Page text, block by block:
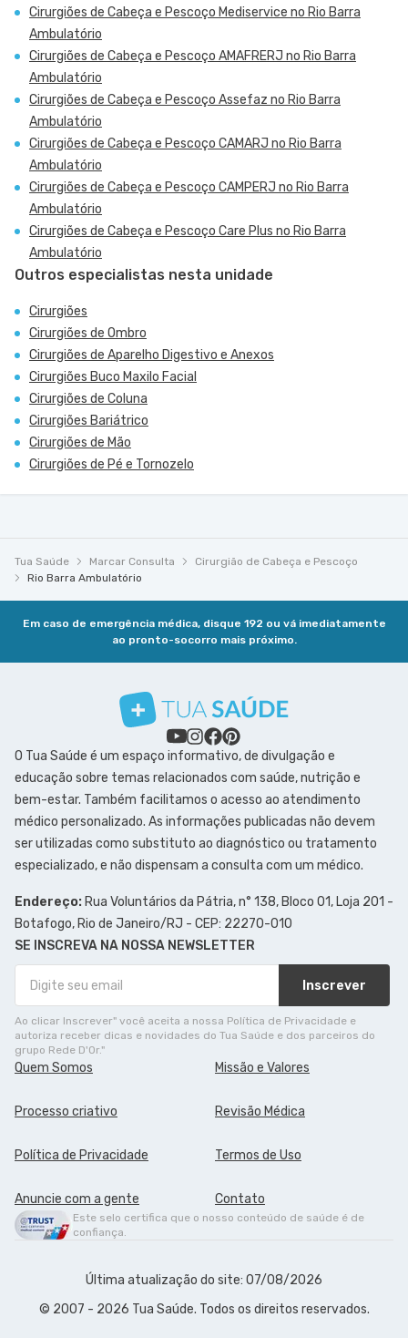
Cirurgiões de Cabeça e Pescoço Mediservice no Rio Barra
Ambulatório
Cirurgiões de Cabeça e Pescoço AMAFRERJ no Rio Barra
Ambulatório
Cirurgiões de Cabeça e Pescoço Assefaz no Rio Barra
Ambulatório
Cirurgiões de Cabeça e Pescoço CAMARJ no Rio Barra
Ambulatório
Cirurgiões de Cabeça e Pescoço CAMPERJ no Rio Barra
Ambulatório
Cirurgiões de Cabeça e Pescoço Care Plus no Rio Barra
Ambulatório
Outros especialistas nesta unidade
Cirurgiões
Cirurgiões de Ombro
Cirurgiões de Aparelho Digestivo e Anexos
Cirurgiões Buco Maxilo Facial
Cirurgiões de Coluna
Cirurgiões Bariátrico
Cirurgiões de Mão
Cirurgiões de Pé e Tornozelo
Tua Saúde Marcar Consulta
Cirurgião de Cabeça e Pescoço
Rio Barra Ambulatório
Em caso de emergência médica, disque 192 ou vá imediatamente
ao pronto-socorro mais próximo.
O Tua Saúde é um espaço informativo, de divulgação e
educação sobre temas relacionados com saúde, nutrição e
bem-estar. Também facilitamos o acesso ao atendimento
médico personalizado. As informações publicadas não devem
ser utilizadas como substituto ao diagnóstico ou tratamento
especializado, e não dispensam a consulta com um médico.
Endereço: Rua Voluntários da Pátria, n° 138, Bloco 01, Loja 201 -
Botafogo, Rio de Janeiro/RJ - CEP: 22270-010
SE INSCREVA NA NOSSA NEWSLETTER
Inscrever
Ao clicar Inscrever" você aceita a nossa Política de Privacidade e
autoriza receber dicas e novidades do Tua Saúde e dos parceiros do
grupo Rede D'Or."
Quem Somos Missão e Valores
Processo criativo Revisão Médica
Política de Privacidade Termos de Uso
Anuncie com a gente Contato
Este selo certifica que o nosso conteúdo de saúde é de
confiança.
Última atualização do site: 07/08/2026
© 2007 - 2026 Tua Saúde. Todos os direitos reservados.